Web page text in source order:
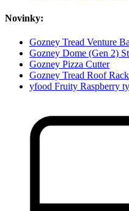
Novinky:
Gozney Tread Venture
Gozney Dome (Gen 2)
Gozney Pizza Cutter
Gozney Tread Roof
yfood Fruity Raspberry